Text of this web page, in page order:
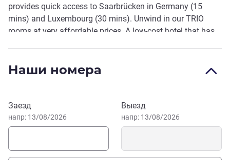
Описание
provides quick access to Saarbrücken in Germany (15
mins) and Luxembourg (30 mins). Unwind in our TRIO
rooms at very affordable prices. A low-cost hotel that has
Наши номера
Забронировать этот отель
Заезд
напр: 13/08/2026
Выезд
напр: 13/08/2026